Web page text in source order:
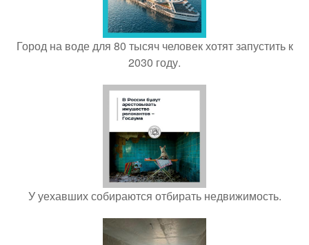
Город на воде для 80 тысяч человек хотят запустить к
2030 году.
У уехавших собираются отбирать недвижимость.